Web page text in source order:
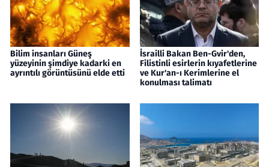
Bilim insanları Güneş
yüzeyinin şimdiye kadarki en
ayrıntılı görüntüsünü elde etti
İsrailli Bakan Ben-Gvir'den,
Filistinli esirlerin kıyafetlerine
ve Kur'an-ı Kerimlerine el
konulması talimatı